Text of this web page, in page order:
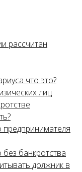
рассчитан
что это?
лиц
предпринимателя
без банкротства
должник в